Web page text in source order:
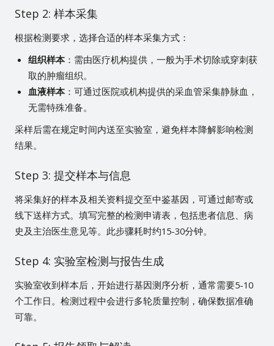
Step 2: 样本采集
根据检测要求，选择合适的样本采集方式：
组织样本：需由医疗机构提供，一般为手术切除或穿刺获
取的肿瘤组织。
血液样本：可通过医院或机构提供的采血管采集静脉血，
无需特殊准备。
采样后需在规定时间内送至实验室，避免样本降解影响检测
结果。
Step 3: 提交样本与信息
将采集好的样本及相关资料提交至中鉴基因，可通过邮寄或
线下送样方式。填写完整的检测申请表，包括患者信息、病
史及主治医生意见等。此步骤耗时约15-30分钟。
Step 4: 实验室检测与报告生成
实验室收到样本后，开始进行基因测序分析，通常需要5-10
个工作日。检测过程中会进行多轮质量控制，确保数据准确
可靠。